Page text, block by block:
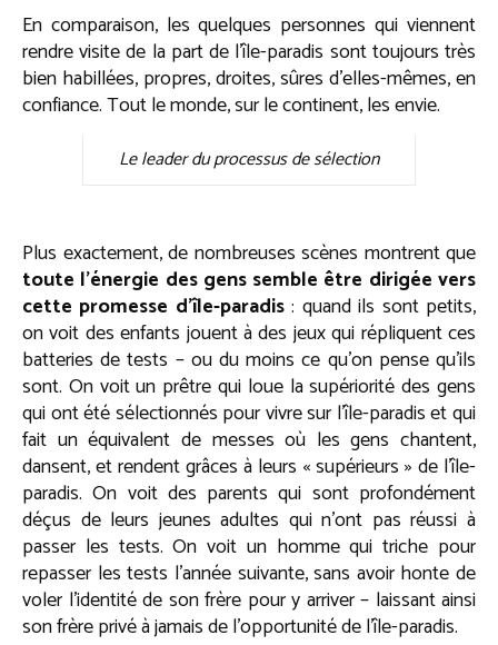
En comparaison, les quelques personnes qui viennent
rendre visite de la part de l’île-paradis sont toujours très
bien habillées, propres, droites, sûres d’elles-mêmes, en
confiance. Tout le monde, sur le continent, les envie.
Le leader du processus de sélection
Plus exactement, de nombreuses scènes montrent que
toute l’énergie des gens semble être dirigée vers
cette promesse d’île-paradis: quand ils sont petits,
on voit des enfants jouent à des jeux qui répliquent ces
batteries de tests – ou du moins ce qu’on pense qu’ils
sont. On voit un prêtre qui loue la supériorité des gens
qui ont été sélectionnés pour vivre sur l’île-paradis et qui
fait un équivalent de messes où les gens chantent,
dansent, et rendent grâces à leurs « supérieurs » de l’île-
paradis. On voit des parents qui sont profondément
déçus de leurs jeunes adultes qui n’ont pas réussi à
passer les tests. On voit un homme qui triche pour
repasser les tests l’année suivante, sans avoir honte de
voler l’identité de son frère pour y arriver – laissant ainsi
son frère privé à jamais de l’opportunité de l’île-paradis.